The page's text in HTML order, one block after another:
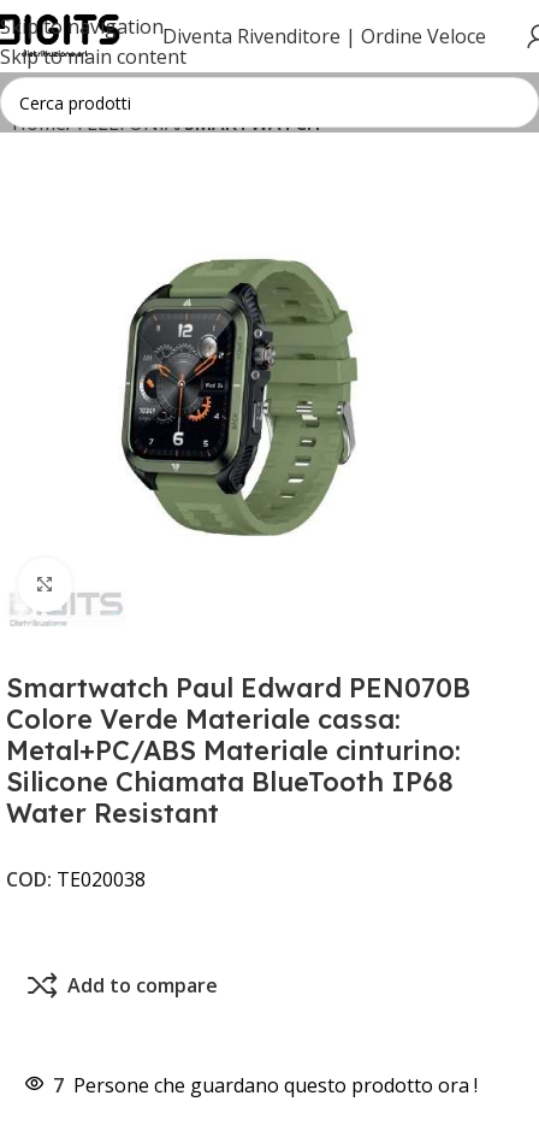
Skip to navigation
Skip to main content
Diventa Rivenditore | Ordine Veloce
Home TELEFONIA SMARTWATCH
Smartwatch Paul Edward PEN070B
Colore Verde Materiale cassa:
Metal+PC/ABS Materiale cinturino:
Silicone Chiamata BlueTooth IP68
Water Resistant
COD: TE020038
Add to compare
7 Persone che guardano questo prodotto ora !